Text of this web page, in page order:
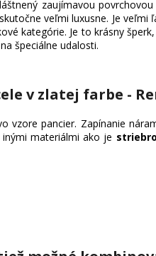
zaujímavou
veľmi luxusne. Je
kategórie. Je to krásny
špeciálne udalosti.
v zlatej farbe -
pancier. Zapínanie
materiálmi ako je striebro